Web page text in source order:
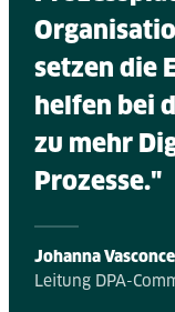
setzen die
helfen bei
zu mehr
Prozesse."
Johanna
Leitung DPA-